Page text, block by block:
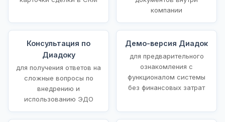
компании
Консультация по
Диадоку
для получения ответов на
сложные вопросы по
внедрению и
использованию ЭДО
Демо-версия Диадок
для предварительного
ознакомления с
функционалом системы
без финансовых затрат